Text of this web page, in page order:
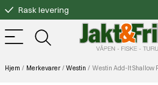
Rask levering
Gratis bytte
Fri frakt over 3000.-
Hjem Merkevarer Westin